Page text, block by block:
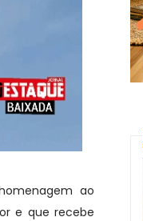
ao
e que recebe